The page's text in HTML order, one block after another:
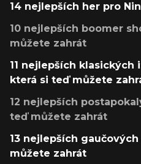
14 nejlepších her pro
10 nejlepších boomer
můžete zahrát
11 nejlepších klasických
která si teď můžete
12 nejlepších
teď můžete zahrát
13 nejlepších
můžete zahrát